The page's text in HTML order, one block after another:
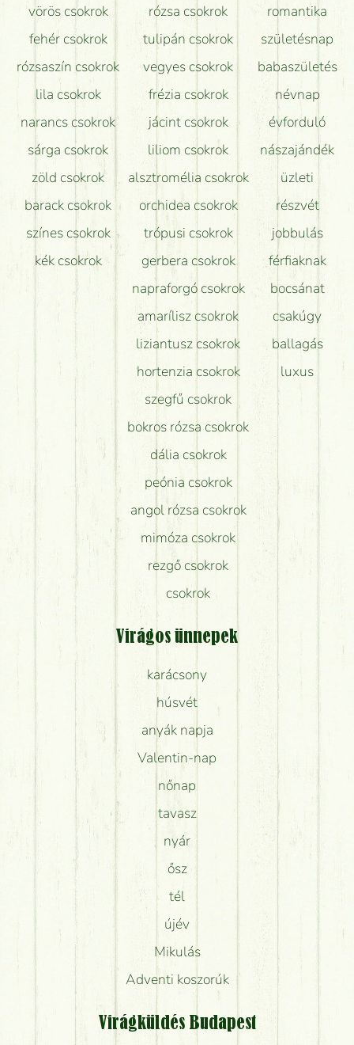
Hogy marad a lehető legtovább friss a csokor?
Tudok adventi koszorút vásárolni boltban?
vörös csokrok
fehér csokrok
rózsaszín csokrok
lila csokrok
narancs csokrok
sárga csokrok
zöld csokrok
barack csokrok
színes csokrok
kék csokrok
rózsa csokrok
tulipán csokrok
vegyes csokrok
frézia csokrok
jácint csokrok
liliom csokrok
alsztromélia csokrok
orchidea csokrok
trópusi csokrok
gerbera csokrok
napraforgó csokrok
amarílisz csokrok
liziantusz csokrok
hortenzia csokrok
szegfű csokrok
bokros rózsa csokrok
dália csokrok
peónia csokrok
angol rózsa csokrok
mimóza csokrok
rezgő csokrok
csokrok
romantika
születésnap
babaszületés
névnap
évforduló
nászajándék
üzleti
részvét
jobbulás
férfiaknak
bocsánat
csakúgy
ballagás
luxus
Virágos ünnepek
karácsony
húsvét
anyák napja
Valentin-nap
nőnap
tavasz
nyár
ősz
tél
újév
Mikulás
Adventi koszorúk
Virágküldés Budapest